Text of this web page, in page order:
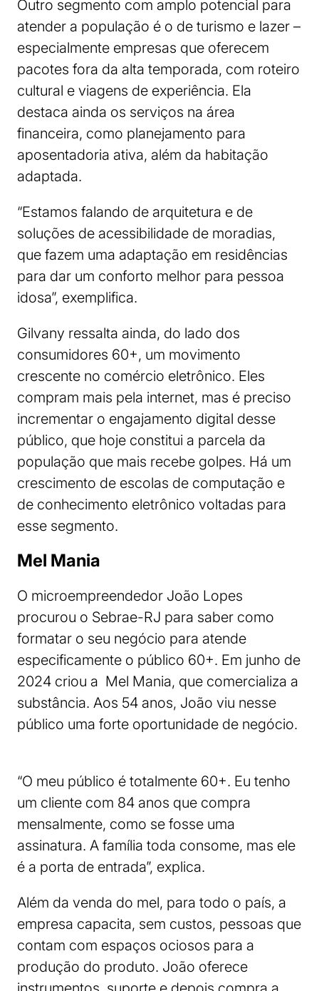
Outro segmento com amplo potencial para
atender a população é o de turismo e lazer –
especialmente empresas que oferecem
pacotes fora da alta temporada, com roteiro
cultural e viagens de experiência. Ela
destaca ainda os serviços na área
financeira, como planejamento para
aposentadoria ativa, além da habitação
adaptada.
“Estamos falando de arquitetura e de
soluções de acessibilidade de moradias,
que fazem uma adaptação em residências
para dar um conforto melhor para pessoa
idosa”, exemplifica.
Gilvany ressalta ainda, do lado dos
consumidores 60+, um movimento
crescente no comércio eletrônico. Eles
compram mais pela internet, mas é preciso
incrementar o engajamento digital desse
público, que hoje constitui a parcela da
população que mais recebe golpes. Há um
crescimento de escolas de computação e
de conhecimento eletrônico voltadas para
esse segmento.
Mel Mania
O microempreendedor João Lopes
procurou o Sebrae-RJ para saber como
formatar o seu negócio para atende
especificamente o público 60+. Em junho de
2024 criou a Mel Mania, que comercializa a
substância. Aos 54 anos, João viu nesse
público uma forte oportunidade de negócio.
“O meu público é totalmente 60+. Eu tenho
um cliente com 84 anos que compra
mensalmente, como se fosse uma
assinatura. A família toda consome, mas ele
é a porta de entrada”, explica.
Além da venda do mel, para todo o país, a
empresa capacita, sem custos, pessoas que
contam com espaços ociosos para a
produção do produto. João oferece